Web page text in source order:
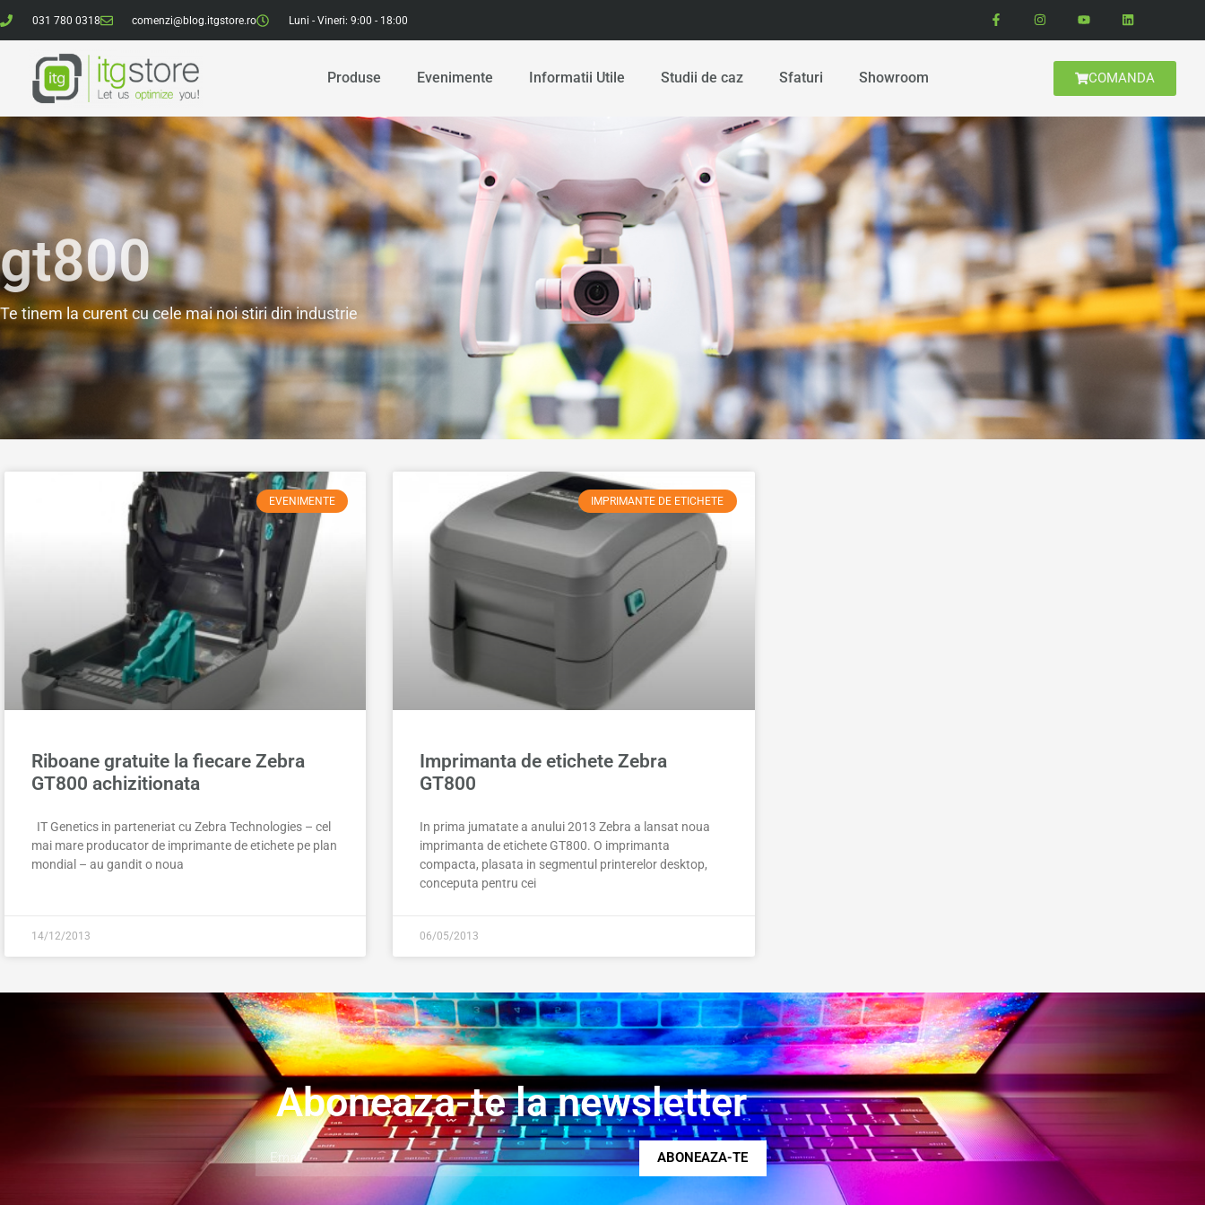
031 780 0318 comenzi@blog.itgstore.ro Luni - Vineri: 9:00 - 18:00
Produse Evenimente Informatii Utile Studii de caz Sfaturi Showroom COMANDA
gt800
Te tinem la curent cu cele mai noi stiri din industrie
EVENIMENTE
Riboane gratuite la fiecare Zebra
GT800 achizitionata
IT Genetics in parteneriat cu Zebra Technologies – cel
mai mare producator de imprimante de etichete pe plan
mondial – au gandit o noua
14/12/2013
IMPRIMANTE DE ETICHETE
Imprimanta de etichete Zebra
GT800
In prima jumatate a anului 2013 Zebra a lansat noua
imprimanta de etichete GT800. O imprimanta
compacta, plasata in segmentul printerelor desktop,
conceputa pentru cei
06/05/2013
Aboneaza-te la newsletter
ABONEAZA-TE